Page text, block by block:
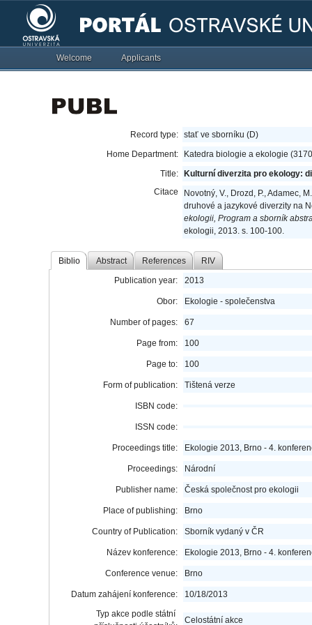
Welcome Applicants
Record type: stať ve sborníku (D)
Home Department:
Katedra biologie a ekologie
Title:
Kulturní diverzita pro ekology:
Citace
Novotný, V., Drozd, P., Adamec,
druhové a jazykové diverzity na
ekologii, Program a sborník
ekologii, 2013. s. 100-100.
Biblio Abstract References RIV
Publication year: 2013
Obor: Ekologie - společenstva
Number of pages: 67
Page from: 100
Page to: 100
Form of publication: Tištená verze
ISBN code:
ISSN code:
Proceedings title: Ekologie 2013, Brno - 4.
Proceedings: Národní
Publisher name: Česká společnost pro ekologii
Place of publishing: Brno
Country of Publication: Sborník vydaný v ČR
Název konference: Ekologie 2013, Brno - 4.
Conference venue: Brno
Datum zahájení konference:
10/18/2013
Typ akce podle státní
Celostátní akce